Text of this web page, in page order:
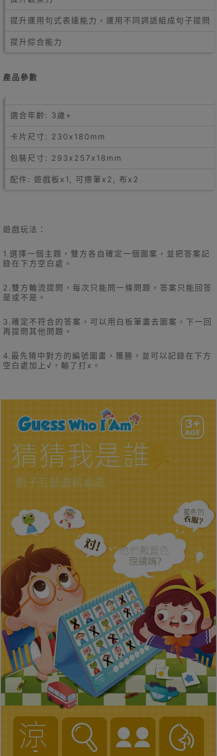
提升運用句式表達能力，運用不同詞語組成句子提問
提升綜合能力
產品參數
適合年齡: 3歲+
卡片尺寸: 230x180mm
包裝尺寸: 293x257x18mm
配件: 遊戲板x1, 可擦筆x2, 布x2
遊戲玩法：
1.選擇一個主題，雙方各自確定一個圖案，並把答案記
錄在下方空白處。
2.雙方輪流提問，每次只能問一條問題，答案只能回答
是或不是。
3.確定不符合的答案，可以用白板筆畫去圖案，下一回
再提問其他問題。
4.最先猜中對方的編號圖畫，獲勝。並可以記錄在下方
空白處加上√，輸了打x。